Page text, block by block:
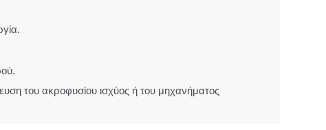
του ακροφυσίου ισχύος ή του μηχανήματος